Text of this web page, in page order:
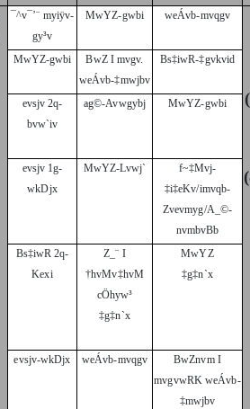
¯^v¯’¨ myiÿv-
gy³v
MwYZ-gwbi weÁvb-mvqgv
MwYZ-gwbi
BwZ I mvgv.
weÁvb-‡mwjbv
Bs‡iwR-‡gvkvid
evsjv 2q-
bvw`iv
ag©-Avwgybj MwYZ-gwbi
evsjv 1g-
wkDjx
MwYZ-Lvwj`
f~‡Mvj-
‡i‡eKv/imvqb-
Zvevmyg/A_©-
nvmbvBb
Bs‡iwR 2q-
Kexi
Z_¨ I
†hvMv‡hvM
cÖhyw³
‡g‡n`x
MwYZ
‡g‡n`x
evsjv-wkDjx weÁvb-mvqgv
BwZnvm I
mvgvwRK weÁvb-
‡mwjbv